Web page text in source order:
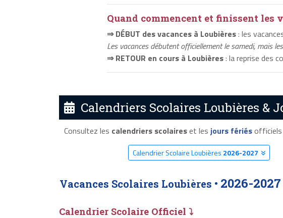
Quand commencent et finissent les
⇒ DÉBUT des vacances à Loubières: les
Les vacances débutent officiellement le samedi, mais
⇒ RETOUR en cours à Loubières: la reprise des
Calendriers Scolaires Loubières &
Consultez les calendriers scolaireset les jours fériésofficiels
Calendrier Scolaire Loubières 2026-2027
Vacances Scolaires Loubières • 2026-2027
Calendrier Scolaire Officiel ⤵